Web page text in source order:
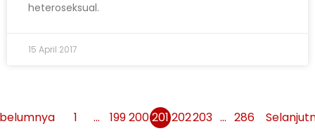
heteroseksual.
15 April 2017
1 … 199200201 202203 … 286